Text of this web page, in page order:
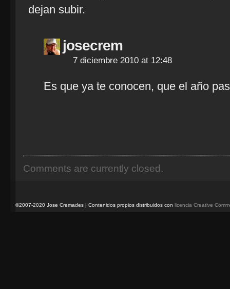
dejan subir.
josecrem
7 diciembre 2010 at 12:48
Es que ya te conocen, que el año
Comments are currently closed.
©2007-2020 Jose Cremades | Contenidos propios distribuidos con licencia Creative